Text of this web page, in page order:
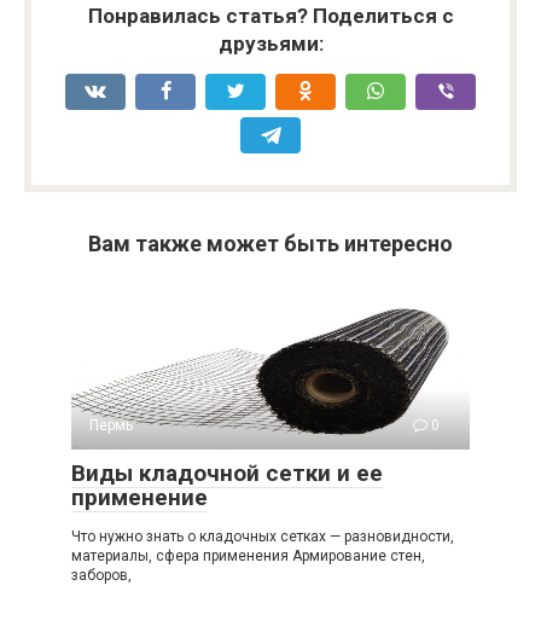
Понравилась статья? Поделиться с
друзьями:
Вам также может быть интересно
Пермь 0
Виды кладочной сетки и ее
применение
Что нужно знать о кладочных сетках — разновидности,
материалы, сфера применения Армирование стен,
заборов,